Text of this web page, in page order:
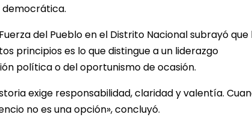
democrática.
del Pueblo en el Distrito Nacional subrayó que
principios es lo que distingue a un liderazgo
política o del oportunismo de ocasión.
exige responsabilidad, claridad y valentía.
no es una opción», concluyó.